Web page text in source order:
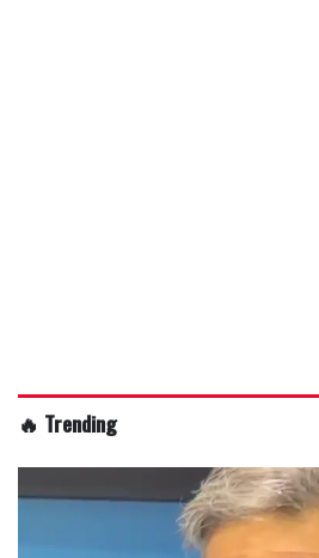
🔥 Trending